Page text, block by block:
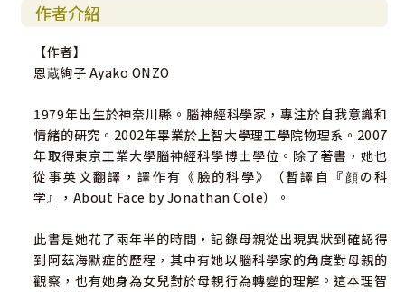
◎身為腦科學家的作者，面對母親得到失智症的事實也一樣
束手無策，但她決定不將母親視為病人，而是不同於醫生，
由一個最親近的母女距離來觀察母親的改變。
與恐慌，本書作者以其專業和情感，寫下這本兼具知識和情
感的佳作。
◎大多數跟失智相關的書籍，若非偏向「照護指南」，就是
偏向抒情散文。然而此書因作者具腦科學家的背景，時而以
溫暖而充滿感情的文字描述母親改變，呈現母女間的深厚情
感。
作者介紹
【作者】
恩蔵絢子 Ayako ONZO
1979年出生於神奈川縣。腦神經科學家，專注於自我意識和
情緒的研究。2002年畢業於上智大學理工學院物理系。2007
年取得東京工業大學腦神經科學博士學位。除了著書，她也
從事英文翻譯，譯作有《臉的科學》（暫譯自『顔の科
学』，About Face by Jonathan Cole）。
此書是她花了兩年半的時間，記錄母親從出現異狀到確認得
到阿茲海默症的歷程，其中有她以腦科學家的角度對母親的
觀察，也有她身為女兒對於母親行為轉變的理解。這本理智